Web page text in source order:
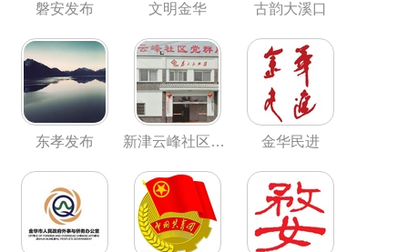
磐安发布 文明金华 古韵大溪口
东孝发布 新津云峰社区青年 金华民进